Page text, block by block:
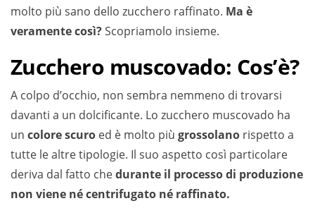
molto più sano dello zucchero raffinato. Ma è
veramente così?Scopriamolo insieme.
Zucchero muscovado: Cos’è?
A colpo d’occhio, non sembra nemmeno di trovarsi
davanti a un dolcificante. Lo zucchero muscovado ha
un colore scuro ed è molto più grossolano rispetto a
tutte le altre tipologie. Il suo aspetto così particolare
deriva dal fatto chedurante il processo di produzione
non viene né centrifugato né raffinato.